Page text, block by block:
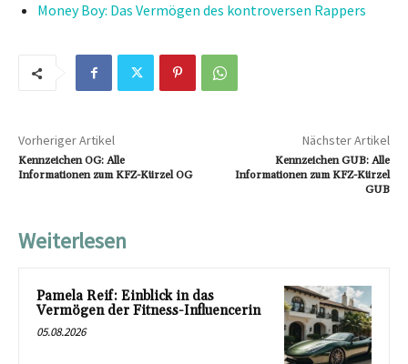
Money Boy: Das Vermögen des kontroversen Rappers
Vorheriger Artikel
Kennzeichen OG: Alle
Informationen zum KFZ-Kürzel OG
Nächster Artikel
Kennzeichen GUB: Alle
Informationen zum KFZ-Kürzel
GUB
Weiterlesen
Pamela Reif: Einblick in das
Vermögen der Fitness-Influencerin
05.08.2026